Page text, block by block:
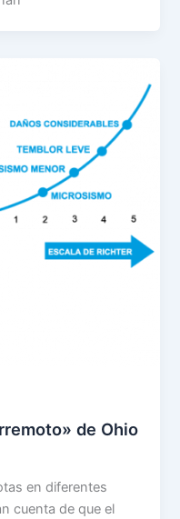
de Ohio
en diferentes
cuenta de que el